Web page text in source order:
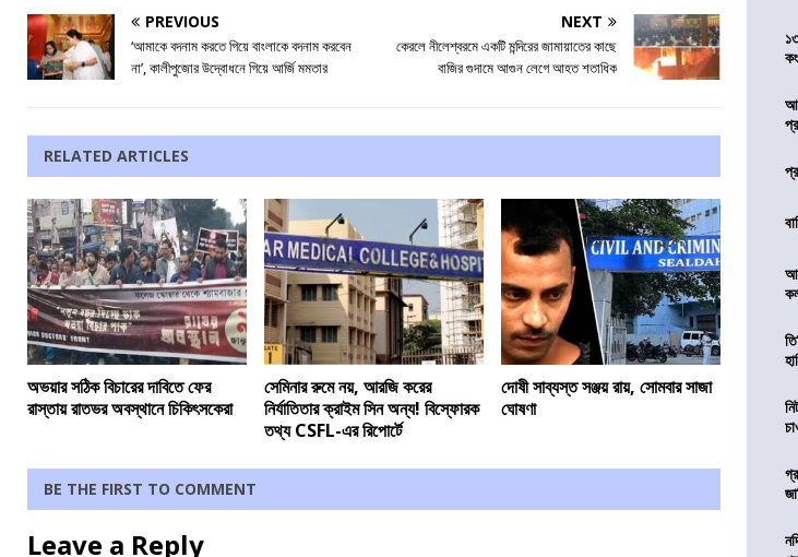
PREVIOUS
‘আমাকে বদনাম করতে গিয়ে বাংলাকে বদনাম করবেন
না’, কালীপুজোর উদ্বোধনে গিয়ে আর্জি মমতার
NEXT
কেরলে নীলেশ্বরমে একটি মন্দিরের জামায়াতের কাছে
বাজির গুদামে আগুন লেগে আহত শতাধিক
RELATED ARTICLES
অভয়ার সঠিক বিচারের দাবিতে ফের
রাস্তায় রাতভর অবস্থানে চিকিৎসকেরা
সেমিনার রুমে নয়, আরজি করের
নির্যাতিতার ক্রাইম সিন অন্য! বিস্ফোরক
তথ্য CSFL-এর রিপোর্টে
দোষী সাব্যস্ত সঞ্জয় রায়, সোমবার সাজা
ঘোষণা
BE THE FIRST TO COMMENT
Leave a Reply